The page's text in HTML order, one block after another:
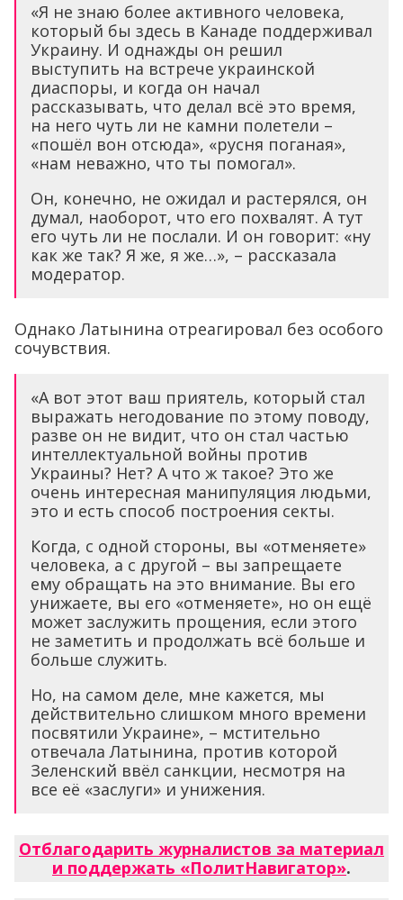
«Я не знаю более активного человека,
который бы здесь в Канаде поддерживал
Украину. И однажды он решил
выступить на встрече украинской
диаспоры, и когда он начал
рассказывать, что делал всё это время,
на него чуть ли не камни полетели –
«пошёл вон отсюда», «русня поганая»,
«нам неважно, что ты помогал».
Он, конечно, не ожидал и растерялся, он
думал, наоборот, что его похвалят. А тут
его чуть ли не послали. И он говорит: «ну
как же так? Я же, я же…», – рассказала
модератор.
Однако Латынина отреагировал без особого
сочувствия.
«А вот этот ваш приятель, который стал
выражать негодование по этому поводу,
разве он не видит, что он стал частью
интеллектуальной войны против
Украины? Нет? А что ж такое? Это же
очень интересная манипуляция людьми,
это и есть способ построения секты.
Когда, с одной стороны, вы «отменяете»
человека, а с другой – вы запрещаете
ему обращать на это внимание. Вы его
унижаете, вы его «отменяете», но он ещё
может заслужить прощения, если этого
не заметить и продолжать всё больше и
больше служить.
Но, на самом деле, мне кажется, мы
действительно слишком много времени
посвятили Украине», – мстительно
отвечала Латынина, против которой
Зеленский ввёл санкции, несмотря на
все её «заслуги» и унижения.
Отблагодарить журналистов за материал
и поддержать «ПолитНавигатор».